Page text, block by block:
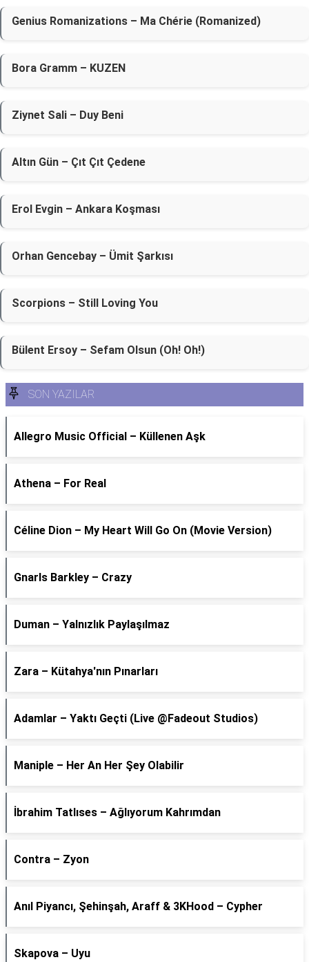
Genius Romanizations – Ma Chérie (Romanized)
Bora Gramm – KUZEN
Ziynet Sali – Duy Beni
Altın Gün – Çıt Çıt Çedene
Erol Evgin – Ankara Koşması
Orhan Gencebay – Ümit Şarkısı
Scorpions – Still Loving You
Bülent Ersoy – Sefam Olsun (Oh! Oh!)
SON YAZILAR
Allegro Music Official – Küllenen Aşk
Athena – For Real
Céline Dion – My Heart Will Go On (Movie Version)
Gnarls Barkley – Crazy
Duman – Yalnızlık Paylaşılmaz
Zara – Kütahya'nın Pınarları
Adamlar – Yaktı Geçti (Live @Fadeout Studios)
Maniple – Her An Her Şey Olabilir
İbrahim Tatlıses – Ağlıyorum Kahrımdan
Contra – Zyon
Anıl Piyancı, Şehinşah, Araff & 3KHood – Cypher
Skapova – Uyu